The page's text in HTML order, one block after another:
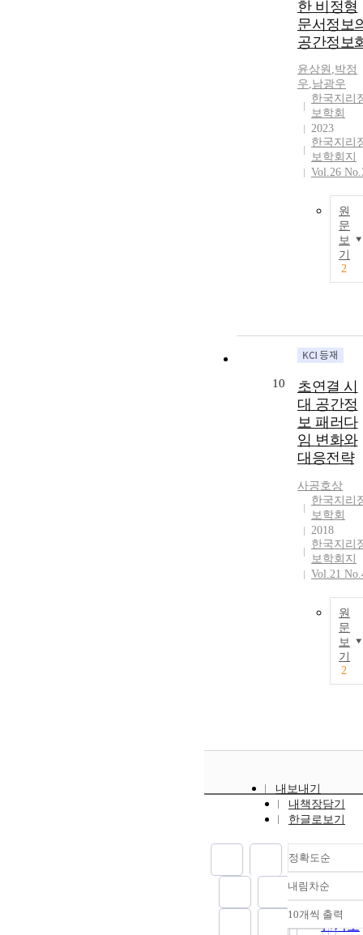
한 비정형
문서정보
공간정보
윤상원 ,박정
우,남광우
한국지리
보학회
2023
한국지리
보학회지
Vol.26
원
문
보
기
2
10
초연결 시
대 공간정
보 패러다
임 변화와
대응전략
사공호상
한국지리
보학회
2018
한국지리
보학회지
Vol.21
원
문
보
기
2
내보내기
내책장담기
한글로보기
정확도순
정확도
순
인기도
내림차순
내림차
10개씩 출력